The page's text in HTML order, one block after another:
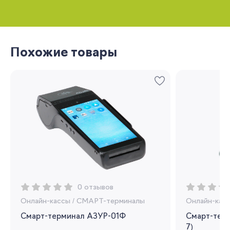
Похожие товары
0 отзывов
Онлайн-кассы / СМАРТ-терминалы
Смарт-терминал АЗУР-01Ф
Онлайн-
Смарт-
7)
Запомнить меня
Забыли свой пароль?
Вы сможете отслеживать статус своих
заказов и получать индивидуальные